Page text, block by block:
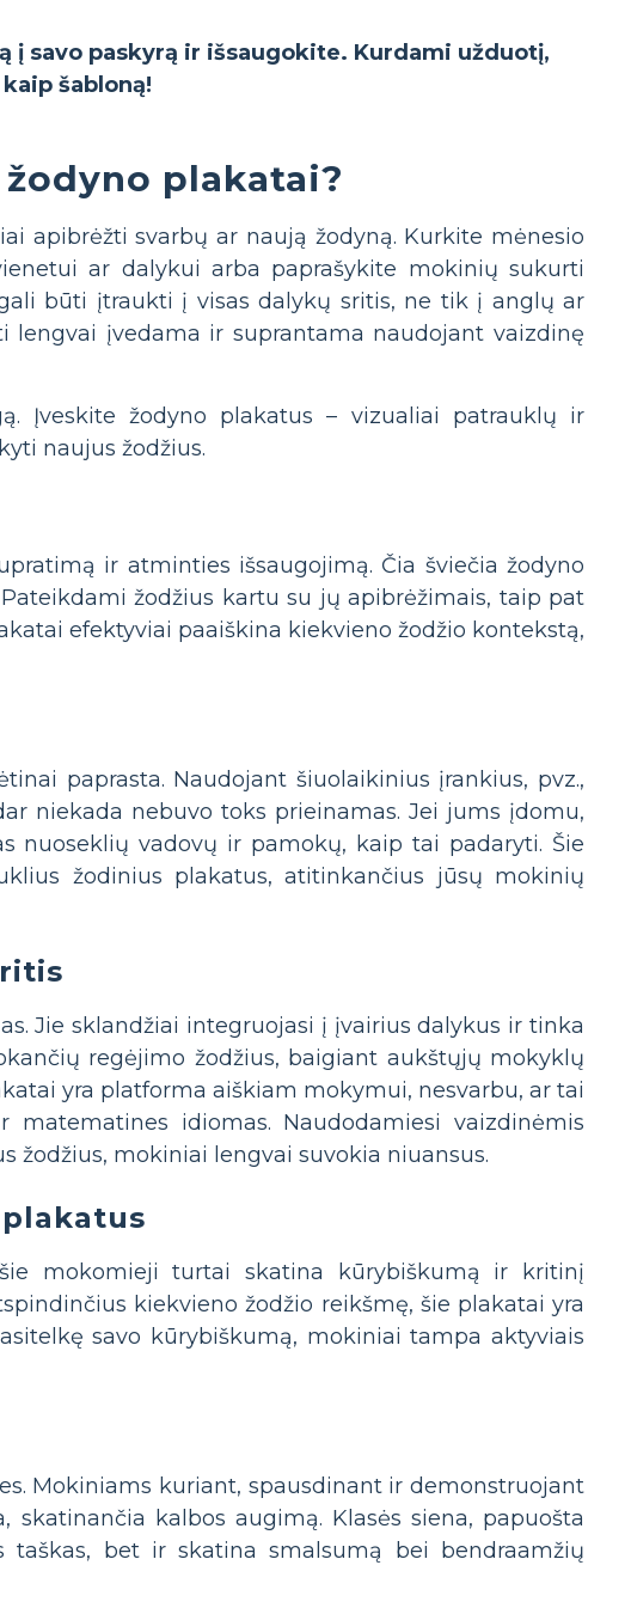
savo paskyrą ir išsaugokite. Kurdami užduotį,
šabloną!
žodyno plakatai?
apibrėžti svarbų ar naują žodyną. Kurkite mėnesio
ar dalykui arba paprašykite mokinių sukurti
būti įtraukti į visas dalykų sritis, ne tik į anglų ar
lengvai įvedama ir suprantama naudojant vaizdinę
Įveskite žodyno plakatus – vizualiai patrauklų ir
naujus žodžius.
ir atminties išsaugojimą. Čia šviečia žodyno
žodžius kartu su jų apibrėžimais, taip pat
efektyviai paaiškina kiekvieno žodžio kontekstą,
paprasta. Naudojant šiuolaikinius įrankius, pvz.,
niekada nebuvo toks prieinamas. Jei jums įdomu,
nuoseklių vadovų ir pamokų, kaip tai padaryti. Šie
žodinius plakatus, atitinkančius jūsų mokinių
Jie sklandžiai integruojasi į įvairius dalykus ir tinka
regėjimo žodžius, baigiant aukštųjų mokyklų
yra platforma aiškiam mokymui, nesvarbu, ar tai
idiomas. Naudodamiesi vaizdinėmis
žodžius, mokiniai lengvai suvokia niuansus.
mokomieji turtai skatina kūrybiškumą ir kritinį
kiekvieno žodžio reikšmę, šie plakatai yra
savo kūrybiškumą, mokiniai tampa aktyviais
Mokiniams kuriant, spausdinant ir demonstruojant
kalbos augimą. Klasės siena, papuošta
bet ir skatina smalsumą bei bendraamžių